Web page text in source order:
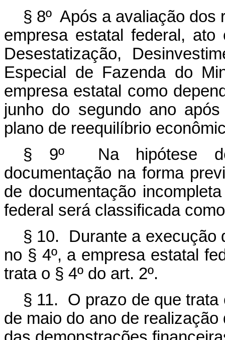
§ 8º Após a avaliação dos
empresa estatal federal,
Desestatização,
Especial de Fazenda do
empresa estatal como
junho do segundo ano
plano de reequilíbrio
§ 9º Na hipótese de
documentação na forma
de documentação
federal será classificada
§ 10. Durante a execução
no § 4º, a empresa estatal
trata o § 4º do art. 2º.
§ 11. O prazo de que trata
de maio do ano de